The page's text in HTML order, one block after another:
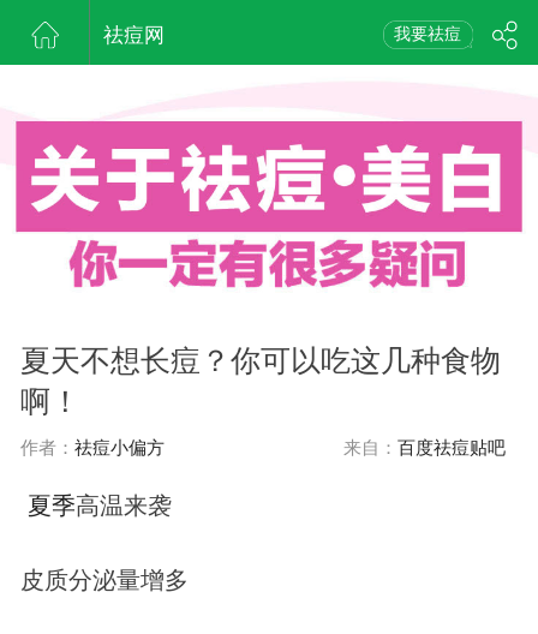
祛痘网 我要祛痘
夏天不想长痘？你可以吃这几种食物
啊！
作者： 祛痘小偏方 来自： 百度祛痘贴吧
夏季高温来袭
皮质分泌量增多